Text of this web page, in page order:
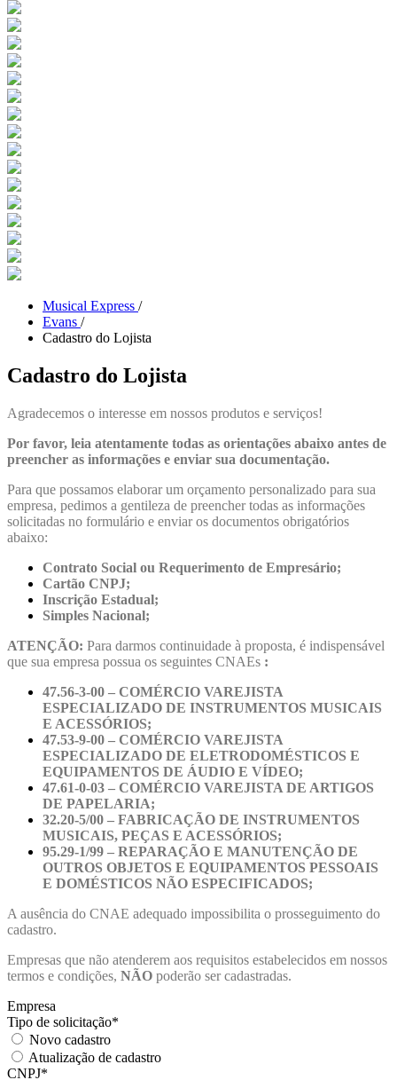
Musical Express /
Evans /
Cadastro do Lojista
Cadastro do Lojista
Agradecemos o interesse em nossos produtos e serviços!
Por favor, leia atentamente todas as orientações abaixo antes de
preencher as informações e enviar sua documentação.
Para que possamos elaborar um orçamento personalizado para sua
empresa, pedimos a gentileza de preencher todas as informações
solicitadas no formulário e enviar os documentos obrigatórios
abaixo:
Contrato Social ou Requerimento de Empresário;
Cartão CNPJ;
Inscrição Estadual;
Simples Nacional;
ATENÇÃO: Para darmos continuidade à proposta, é indispensável
que sua empresa possua os seguintes CNAEs :
47.56-3-00 – COMÉRCIO VAREJISTA
ESPECIALIZADO DE INSTRUMENTOS MUSICAIS
E ACESSÓRIOS;
47.53-9-00 – COMÉRCIO VAREJISTA
ESPECIALIZADO DE ELETRODOMÉSTICOS E
EQUIPAMENTOS DE ÁUDIO E VÍDEO;
47.61-0-03 – COMÉRCIO VAREJISTA DE ARTIGOS
DE PAPELARIA;
32.20-5/00 – FABRICAÇÃO DE INSTRUMENTOS
MUSICAIS, PEÇAS E ACESSÓRIOS;
95.29-1/99 – REPARAÇÃO E MANUTENÇÃO DE
OUTROS OBJETOS E EQUIPAMENTOS PESSOAIS
E DOMÉSTICOS NÃO ESPECIFICADOS;
A ausência do CNAE adequado impossibilita o prosseguimento do
cadastro.
Empresas que não atenderem aos requisitos estabelecidos em nossos
termos e condições, NÃO poderão ser cadastradas.
Empresa
Tipo de solicitação*
Novo cadastro
Atualização de cadastro
CNPJ*